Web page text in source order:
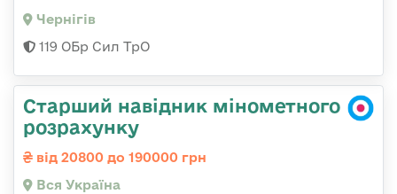
Чернігів
119 ОБр Сил ТрО
Старший навідник мінометного
розрахунку
від 20800 до 190000 грн
Вся Україна